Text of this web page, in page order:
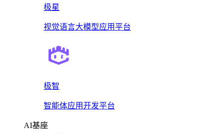
极星
视觉语言大模型应用平台
极智
智能体应用开发平台
AI基座